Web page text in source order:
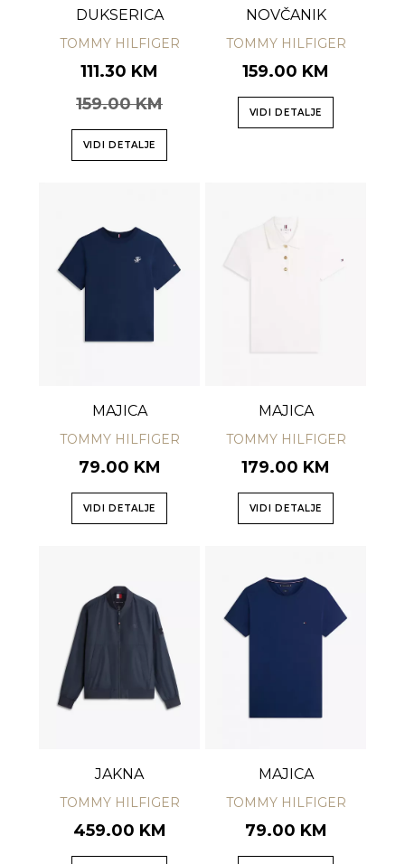
DUKSERICA
TOMMY HILFIGER
111.30 KM
159.00 KM
VIDI DETALJE
NOVČANIK
TOMMY HILFIGER
159.00 KM
VIDI DETALJE
MAJICA
TOMMY HILFIGER
79.00 KM
VIDI DETALJE
MAJICA
TOMMY HILFIGER
179.00 KM
VIDI DETALJE
JAKNA
TOMMY HILFIGER
459.00 KM
MAJICA
TOMMY HILFIGER
79.00 KM